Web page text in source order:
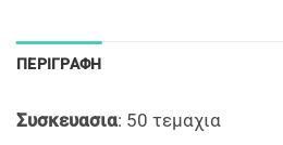
ΠΕΡΙΓΡΑΦΉ
Συσκευασια: 50 τεμαχια